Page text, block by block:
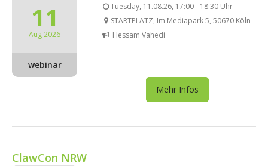
11
Aug 2026
webinar
Tuesday, 11.08.26, 17:00 - 18:30 Uhr
STARTPLATZ, Im Mediapark 5, 50670 Köln
Hessam Vahedi
Mehr Infos
ClawCon NRW